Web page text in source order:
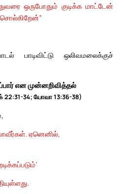
ஒருபோதும் குடிக்க மாட்டேன்
சொல்கிறேன்”
பாடிவிட்டு ஒலிவமலைக்குச்
என முன்னறிவித்தல்
22:31-34; யோவா 13:36-38)
ஏனெனில்,